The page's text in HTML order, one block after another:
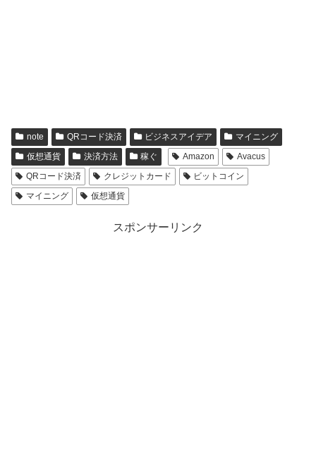
note QRコード決済 ビジネスアイデア
マイニング
仮想通貨
決済方法 稼ぐ Amazon
Avacus
QRコード決済
クレジットカード
ビットコイン
マイニング
仮想通貨
スポンサーリンク